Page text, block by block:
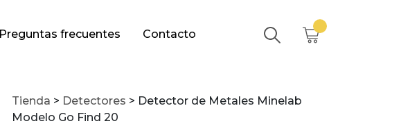
Preguntas frecuentes Contacto
Tienda > Detectores > Detector de Metales Minelab
Modelo Go Find 20